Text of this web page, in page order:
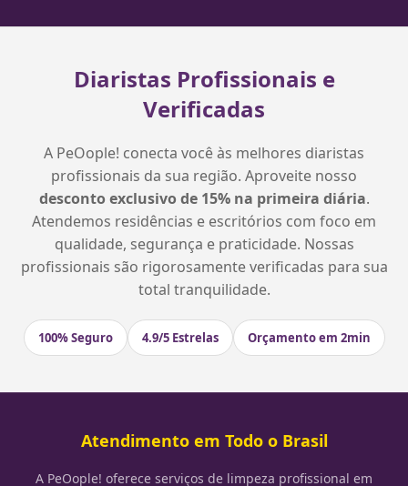
Diaristas Profissionais e
Verificadas
A PeOople! conecta você às melhores diaristas
profissionais da sua região. Aproveite nosso
desconto exclusivo de 15% na primeira diária.
Atendemos residências e escritórios com foco em
qualidade, segurança e praticidade. Nossas
profissionais são rigorosamente verificadas para sua
total tranquilidade.
100% Seguro 4.9/5 Estrelas Orçamento em 2min
Atendimento em Todo o Brasil
A PeOople! oferece serviços de limpeza profissional em